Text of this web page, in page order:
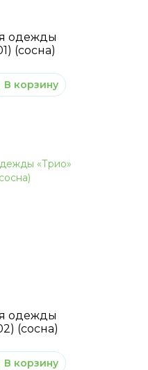
одежды
(сосна)
В корзину
одежды
(сосна)
В корзину